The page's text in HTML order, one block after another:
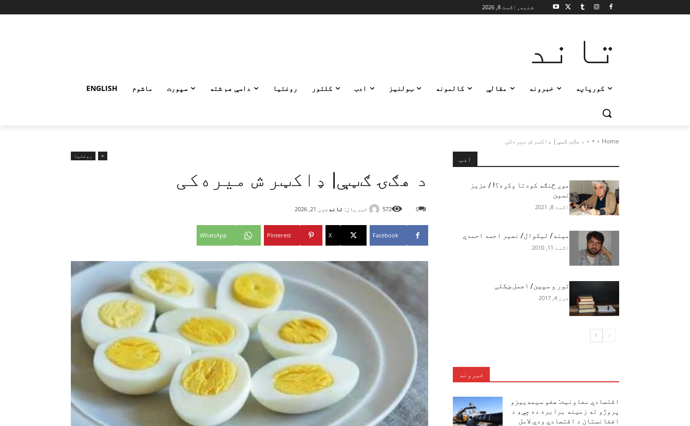
شنبه, اګست 8, 2026
تاند
کورپاڼه خبرونه مقالې کالمونه ټولنیز ادب کلتور روغتیا داسې هم شته سپورت ماشوم ENGLISH
Home
+ د هګۍ ګټې| ډاکټر ش میره‌کی
+ روغتیا
د هګۍ ګټې| ډاکټر ش میره‌کی
خبریال: تاند جون 21, 2026 0
572
Facebook
X
Pinterest
WhatsApp
ادب
موږ څنګه کودتا وکړه؟! / عزیز
نسین
اګست 8, 2021
مينه/ لیکوال/ نصیر احمد احمدي
اګست 11, 2010
تور و سپين/ اجمل ښکلی
جون 4, 2017
خبرونه
اقتصادي معاونیت: هغو سیمه‌ییزو
پروژو ته زمینه برابره ده چې، د
افغانستان د اقتصادي ودې لامل